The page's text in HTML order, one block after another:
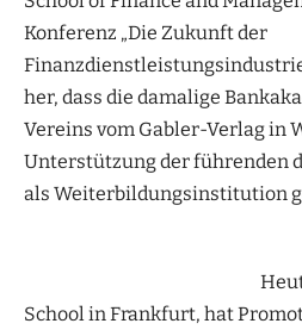
Konferenz „Die Zukunft der
her, dass die damalige
Vereins vom Gabler-Verlag in
Unterstützung der führenden
als Weiterbildungsinstitution
School in Frankfurt, hat